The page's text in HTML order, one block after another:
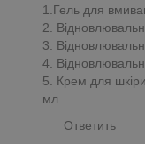
1.Гель для
2.
3.
4.
5. Крем для
мл
Ответить